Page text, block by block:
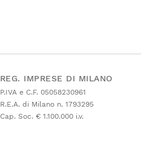
REG. IMPRESE DI MILANO
P.IVA e C.F. 05058230961
R.E.A. di Milano n. 1793295
Cap. Soc. € 1.100.000 i.v.